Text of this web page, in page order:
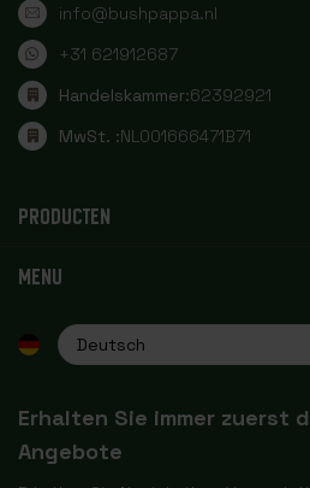
info@bushpappa.nl
+31 621912687
Handelskammer:62392921
MwSt. :NL001666471B71
PRODUCTEN
MENU
Erhalten Sie immer zuerst
Angebote